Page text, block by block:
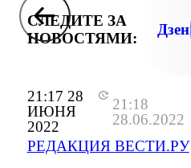
21:17 28
ИЮНЯ
2022
21:18
28.06.2022
РЕДАКЦИЯ ВЕСТИ.РУ
СЛЕДИТЕ ЗА
НОВОСТЯМИ:
Дзен